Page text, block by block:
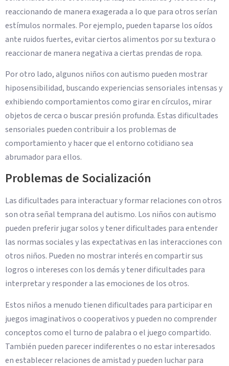
reaccionando de manera exagerada a lo que para otros serían
estímulos normales. Por ejemplo, pueden taparse los oídos
ante ruidos fuertes, evitar ciertos alimentos por su textura o
reaccionar de manera negativa a ciertas prendas de ropa.
Por otro lado, algunos niños con autismo pueden mostrar
hiposensibilidad, buscando experiencias sensoriales intensas y
exhibiendo comportamientos como girar en círculos, mirar
objetos de cerca o buscar presión profunda. Estas dificultades
sensoriales pueden contribuir a los problemas de
comportamiento y hacer que el entorno cotidiano sea
abrumador para ellos.
Problemas de Socialización
Las dificultades para interactuar y formar relaciones con otros
son otra señal temprana del autismo. Los niños con autismo
pueden preferir jugar solos y tener dificultades para entender
las normas sociales y las expectativas en las interacciones con
otros niños. Pueden no mostrar interés en compartir sus
logros o intereses con los demás y tener dificultades para
interpretar y responder a las emociones de los otros.
Estos niños a menudo tienen dificultades para participar en
juegos imaginativos o cooperativos y pueden no comprender
conceptos como el turno de palabra o el juego compartido.
También pueden parecer indiferentes o no estar interesados
en establecer relaciones de amistad y pueden luchar para